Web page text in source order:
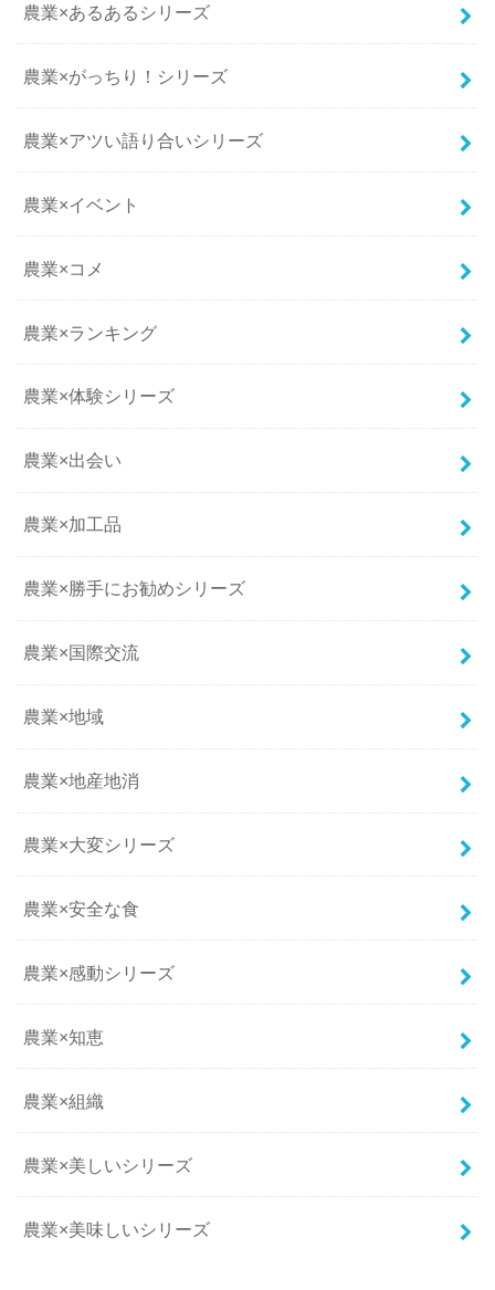
農業×あるあるシリーズ
農業×がっちり！シリーズ
農業×アツい語り合いシリーズ
農業×イベント
農業×コメ
農業×ランキング
農業×体験シリーズ
農業×出会い
農業×加工品
農業×勝手にお勧めシリーズ
農業×国際交流
農業×地域
農業×地産地消
農業×大変シリーズ
農業×安全な食
農業×感動シリーズ
農業×知恵
農業×組織
農業×美しいシリーズ
農業×美味しいシリーズ